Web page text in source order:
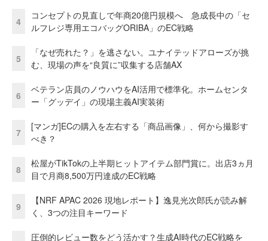
4
コンセプトの見直しで年商20億円規模へ 急成長中の「セ
ルフレジ専用エコバッグORIBA」のEC戦略
5
「なぜ売れた？」を逃さない。ユナイテッドアローズが挑
む、現場の声を“良質に”収集する店舗AX
6
ベテラン店員のノウハウをAI活用で標準化。ホームセンタ
ー「グッデイ」の現場主義AI実装術
7
[マンガ]ECの購入を左右する「商品画像」、何から撮影す
べき？
8
松屋がTikTokの上半期ヒットアイテム部門賞に。出店3ヵ月
目で月商8,500万円達成のEC戦略
9
【NRF APAC 2026 現地レポート】逸見光次郎氏が読み解
く、3つの注目キーワード
圧倒的レビュー数をどう活かす？生成AI時代のEC戦略を